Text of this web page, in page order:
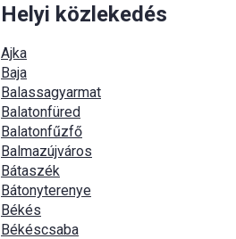
Helyi közlekedés
Ajka
Baja
Balassagyarmat
Balatonfüred
Balatonfűzfő
Balmazújváros
Bátaszék
Bátonyterenye
Békés
Békéscsaba